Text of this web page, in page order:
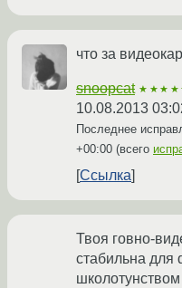
что за
snoopcat
10.08.2013
Последнее
+00:00 (всего
Ссылка
Твоя говно-
стабильна для